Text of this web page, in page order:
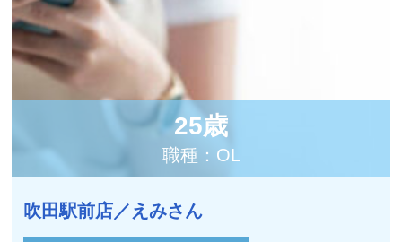
25歳
職種：OL
吹田駅前店／えみさん